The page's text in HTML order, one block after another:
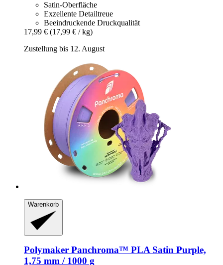
Satin-Oberfläche
Exzellente Detailtreue
Beeindruckende Druckqualität
17,99 € (17,99 € / kg)
Zustellung bis 12. August
Warenkorb
Polymaker Panchroma™ PLA Satin Purple,
1,75 mm / 1000 g